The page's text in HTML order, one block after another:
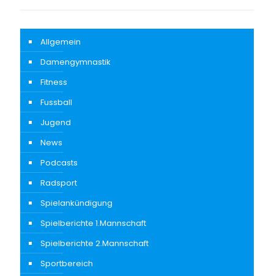
Allgemein
Damengymnastik
Fitness
Fussball
Jugend
News
Podcasts
Radsport
Spielankündigung
Spielberichte 1.Mannschaft
Spielberichte 2.Mannschaft
Sportbereich